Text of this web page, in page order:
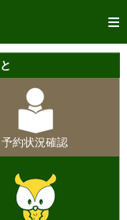
予約状況確認